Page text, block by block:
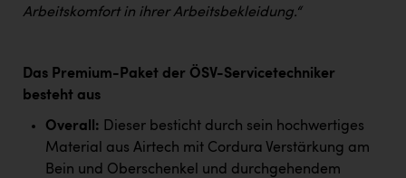
kunden basics
Arbeitskomfort in ihrer Arbeitsbekleidung.“
Das Premium-Paket der ÖSV-Servicetechniker
besteht aus
Overall: Dieser besticht durch sein hochwertiges
Material aus Airtech mit Cordura Verstärkung am
Bein und Oberschenkel und durchgehendem